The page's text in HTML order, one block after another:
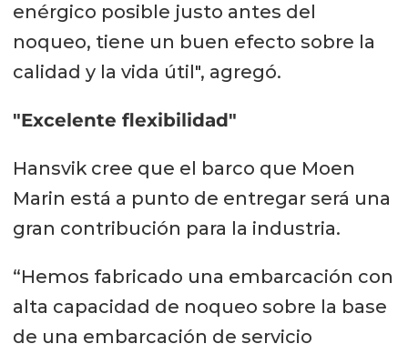
enérgico posible justo antes del
noqueo, tiene un buen efecto sobre la
calidad y la vida útil", agregó.
"Excelente flexibilidad"
Hansvik cree que el barco que Moen
Marin está a punto de entregar será una
gran contribución para la industria.
“Hemos fabricado una embarcación con
alta capacidad de noqueo sobre la base
de una embarcación de servicio